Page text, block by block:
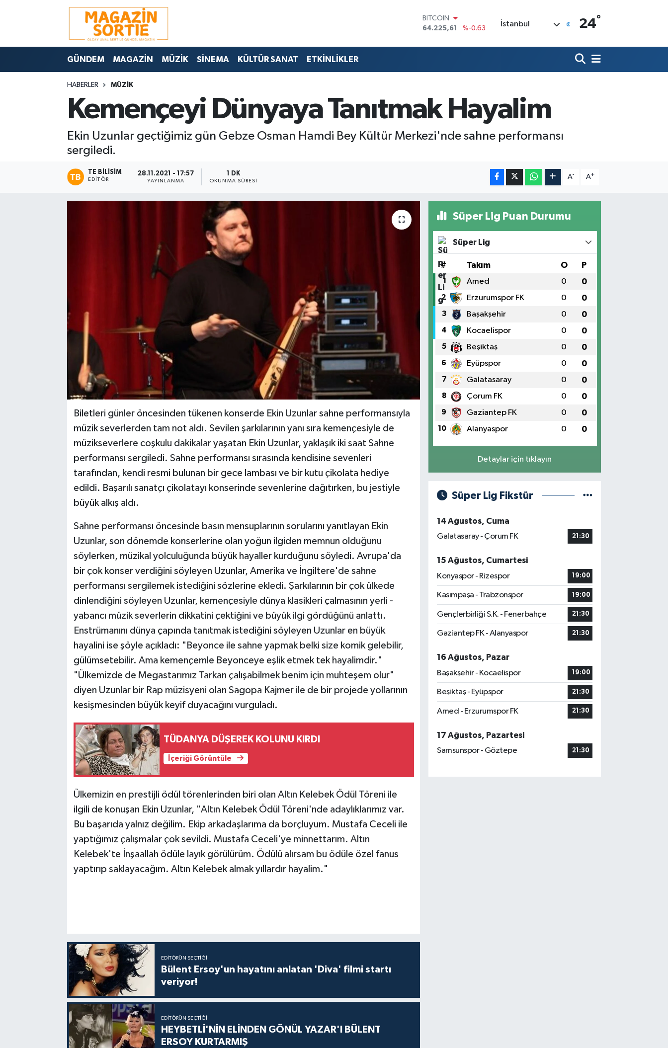
DOLAR
47,6704
%0
55,0406
%-0.08
BİST100
13.799
%70
BITCOIN
İstanbul 24°
GÜNDEM MAGAZİN MÜZİK SİNEMA KÜLTÜR SANAT ETKİNLİKLER
HABERLER MÜZİK
Kemençeyi Dünyaya Tanıtmak Hayalim
Ekin Uzunlar geçtiğimiz gün Gebze Osman Hamdi Bey Kültür Merkezi'nde sahne performansı
sergiledi.
TE BILISIM
EDITÖR
28.11.2021 - 17:57
YAYINLANMA
1 DK
OKUNMA SÜRESI
A- A+
Biletleri günler öncesinden tükenen konserde Ekin Uzunlar sahne performansıyla
müzik severlerden tam not aldı. Sevilen şarkılarının yanı sıra kemençesiyle de
müzikseverlere coşkulu dakikalar yaşatan Ekin Uzunlar, yaklaşık iki saat Sahne
performansı sergiledi. Sahne performansı sırasında kendisine sevenleri
tarafından, kendi resmi bulunan bir gece lambası ve bir kutu çikolata hediye
edildi. Başarılı sanatçı çikolatayı konserinde sevenlerine dağıtırken, bu jestiyle
büyük alkış aldı.
Sahne performansı öncesinde basın mensuplarının sorularını yanıtlayan Ekin
Uzunlar, son dönemde konserlerine olan yoğun ilgiden memnun olduğunu
söylerken, müzikal yolculuğunda büyük hayaller kurduğunu söyledi. Avrupa'da
bir çok konser verdiğini söyleyen Uzunlar, Amerika ve İngiltere'de sahne
performansı sergilemek istediğini sözlerine ekledi. Şarkılarının bir çok ülkede
dinlendiğini söyleyen Uzunlar, kemençesiyle dünya klasikleri çalmasının yerli -
yabancı müzik severlerin dikkatini çektiğini ve büyük ilgi gördüğünü anlattı.
Enstrümanını dünya çapında tanıtmak istediğini söyleyen Uzunlar en büyük
hayalini ise şöyle açıkladı: "Beyonce ile sahne yapmak belki size komik gelebilir,
gülümsetebilir. Ama kemençemle Beyonceye eşlik etmek tek hayalimdir."
"Ülkemizde de Megastarımız Tarkan çalışabilmek benim için muhteşem olur"
diyen Uzunlar bir Rap müzisyeni olan Sagopa Kajmer ile de bir projede yollarının
kesişmesinden büyük keyif duyacağını vurguladı.
TÜDANYA DÜŞEREK KOLUNU KIRDI
İçeriği Görüntüle
Ülkemizin en prestijli ödül törenlerinden biri olan Altın Kelebek Ödül Töreni ile
ilgili de konuşan Ekin Uzunlar, "Altın Kelebek Ödül Töreni'nde adaylıklarımız var.
Bu başarıda yalnız değilim. Ekip arkadaşlarıma da borçluyum. Mustafa Ceceli ile
yaptığımız çalışmalar çok sevildi. Mustafa Ceceli'ye minnettarım. Altın
Kelebek'te İnşaallah ödüle layık görülürüm. Ödülü alırsam bu ödüle özel fanus
yaptırıp saklayacağım. Altın Kelebek almak yıllardır hayalim."
EDITÖRÜN SEÇTIĞI
Bülent Ersoy'un hayatını anlatan 'Diva' filmi startı
veriyor!
EDITÖRÜN SEÇTIĞI
HEYBETLİ'NİN ELİNDEN GÖNÜL YAZAR'I BÜLENT
ERSOY KURTARMIŞ
Süper Lig Puan Durumu
Süper Lig
# Takım O P
1 Amed 0 0
2 Erzurumspor FK 0 0
3 Başakşehir 0 0
4 Kocaelispor 0 0
5 Beşiktaş 0 0
6 Eyüpspor 0 0
7 Galatasaray 0 0
8 Çorum FK 0 0
9 Gaziantep FK 0 0
10 Alanyaspor 0 0
Detaylar için tıklayın
Süper Lig Fikstür
14 Ağustos, Cuma
Galatasaray - Çorum FK
21:30
15 Ağustos, Cumartesi
Konyaspor - Rizespor
19:00
Kasımpaşa - Trabzonspor 19:00
Gençlerbirliği S.K. - Fenerbahçe 21:30
Gaziantep FK - Alanyaspor 21:30
16 Ağustos, Pazar
Başakşehir - Kocaelispor
19:00
Beşiktaş - Eyüpspor 21:30
Amed - Erzurumspor FK 21:30
17 Ağustos, Pazartesi
Samsunspor - Göztepe
21:30
Nöbetçi Eczaneler
Hava Durumu
Trafik Durumu
Süper Lig Puan Durumu ve Fikstür
Tüm Manşetler